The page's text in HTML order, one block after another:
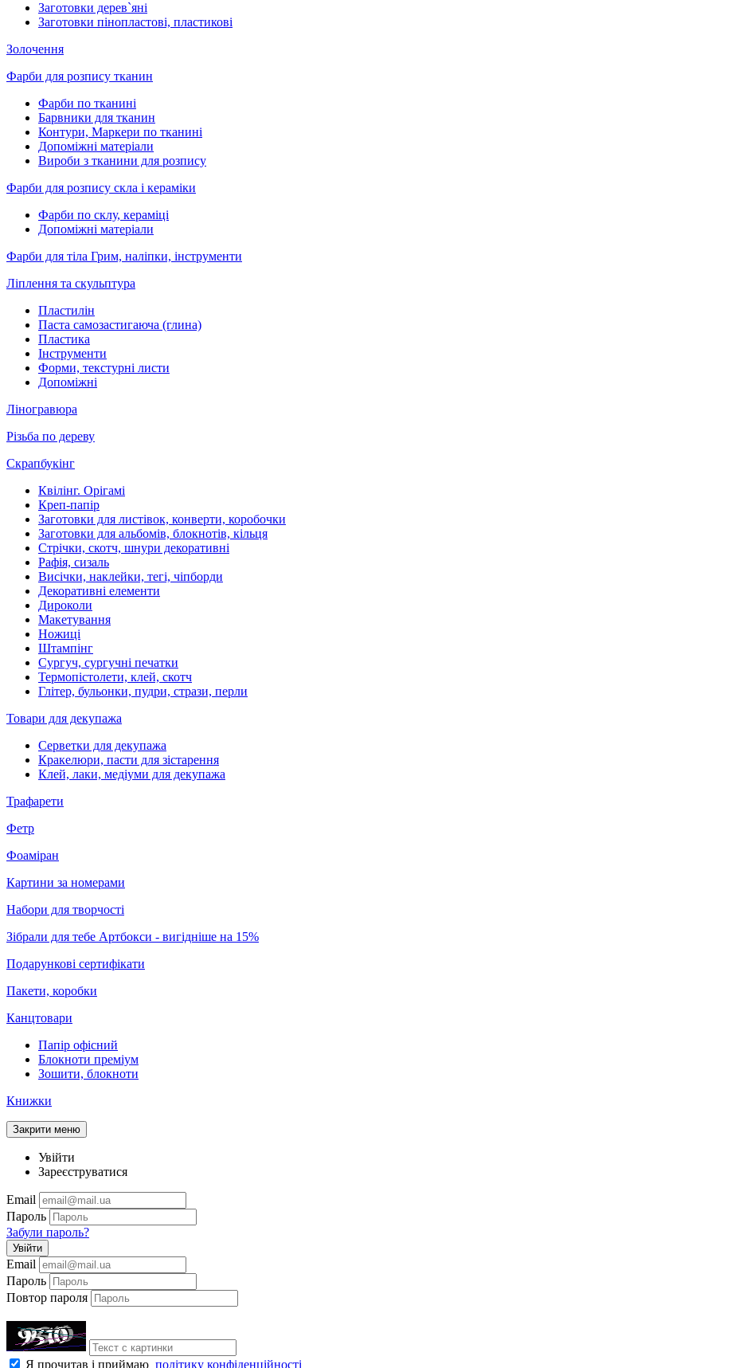
Заготовки дерев`яні
Заготовки пінопластові, пластикові
Золочення
Фарби для розпису тканин
Фарби по тканині
Барвники для тканин
Контури, Маркери по тканині
Допоміжні матеріали
Вироби з тканини для розпису
Фарби для розпису скла і кераміки
Фарби по склу, кераміці
Допоміжні матеріали
Фарби для тіла Грим, наліпки, інструменти
Ліплення та скульптура
Пластилін
Паста самозастигаюча (глина)
Пластика
Інструменти
Форми, текстурні листи
Допоміжні
Ліногравюра
Різьба по дереву
Скрапбукінг
Квілінг. Орігамі
Креп-папір
Заготовки для листівок, конверти, коробочки
Заготовки для альбомів, блокнотів, кільця
Стрічки, скотч, шнури декоративні
Рафія, сизаль
Висічки, наклейки, тегі, чіпборди
Декоративні елементи
Дироколи
Макетування
Ножиці
Штампінг
Сургуч, сургучні печатки
Термопістолети, клей, скотч
Глітер, бульонки, пудри, стрази, перли
Товари для декупажа
Серветки для декупажа
Кракелюри, пасти для зістарення
Клей, лаки, медіуми для декупажа
Трафарети
Фетр
Фоаміран
Картини за номерами
Набори для творчості
Зібрали для тебе Артбокси - вигідніше на 15%
Подарункові сертифікати
Пакети, коробки
Канцтовари
Папір офісний
Блокноти преміум
Зошити, блокноти
Книжки
Закрити меню
Увійти
Зареєструватися
Email
Пароль
Забули пароль?
Увійти
Email
Пароль
Повтор пароля
Я прочитав і приймаю політику конфіденційності